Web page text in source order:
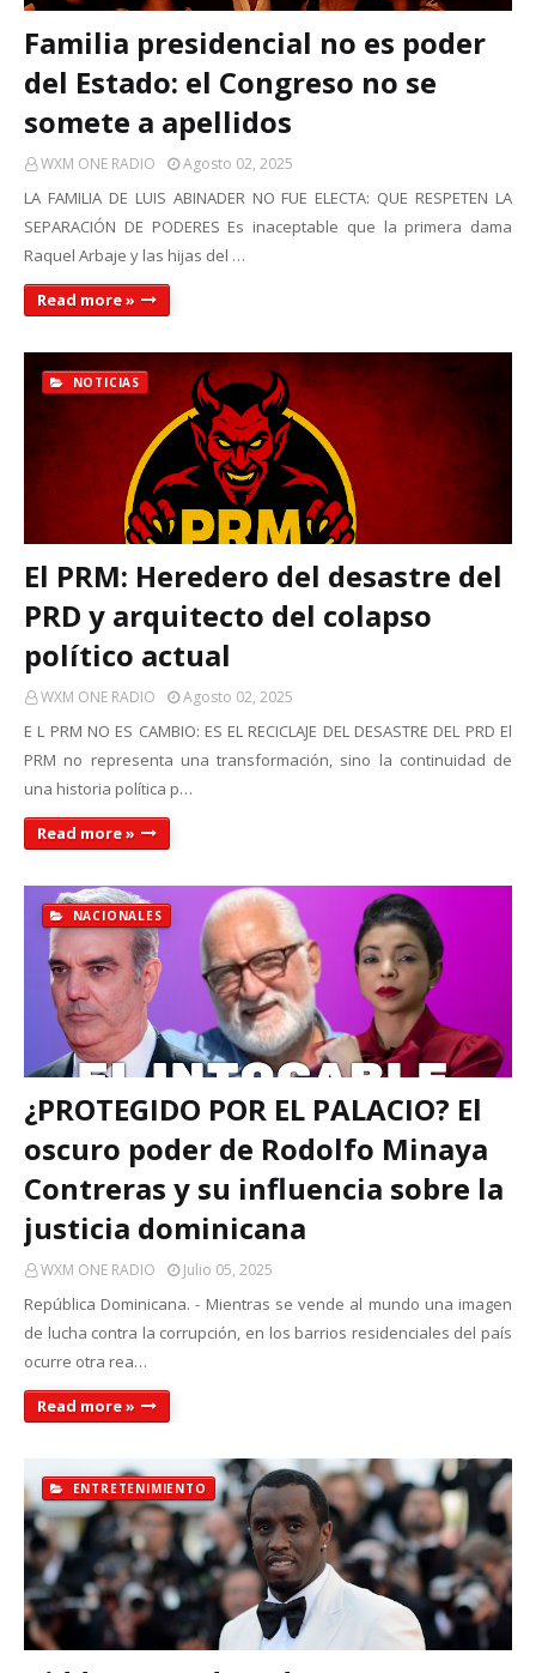
Familia presidencial no es poder
del Estado: el Congreso no se
somete a apellidos
WXM ONE RADIO Agosto 02, 2025
LA FAMILIA DE LUIS ABINADER NO FUE ELECTA: QUE RESPETEN LA
SEPARACIÓN DE PODERES Es inaceptable que la primera dama
Raquel Arbaje y las hijas del …
Read more »
NOTICIAS
El PRM: Heredero del desastre del
PRD y arquitecto del colapso
político actual
WXM ONE RADIO Agosto 02, 2025
E L PRM NO ES CAMBIO: ES EL RECICLAJE DEL DESASTRE DEL PRD El
PRM no representa una transformación, sino la continuidad de
una historia política p…
Read more »
NACIONALES
¿PROTEGIDO POR EL PALACIO? El
oscuro poder de Rodolfo Minaya
Contreras y su influencia sobre la
justicia dominicana
WXM ONE RADIO Julio 05, 2025
República Dominicana. - Mientras se vende al mundo una imagen
de lucha contra la corrupción, en los barrios residenciales del país
ocurre otra rea…
Read more »
ENTRETENIMIENTO